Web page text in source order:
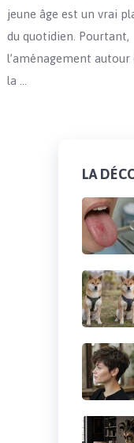
jeune âge est un vrai
du quotidien. Pourtant,
l’aménagement autour
la …
LA